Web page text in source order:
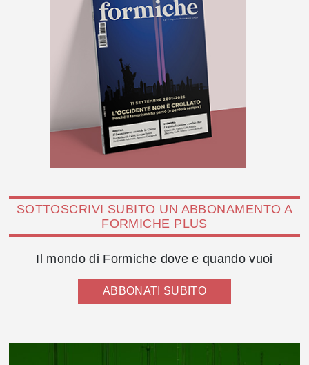
SOTTOSCRIVI SUBITO UN ABBONAMENTO A
FORMICHE PLUS
Il mondo di Formiche dove e quando vuoi
ABBONATI SUBITO